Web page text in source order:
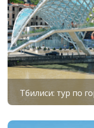
монастырю
Дальшетур по
Дилижан. Вы
познакомьтесь со
захотите немного
дополнительно мы
блюдами
полностью
Тбилиси: тур по